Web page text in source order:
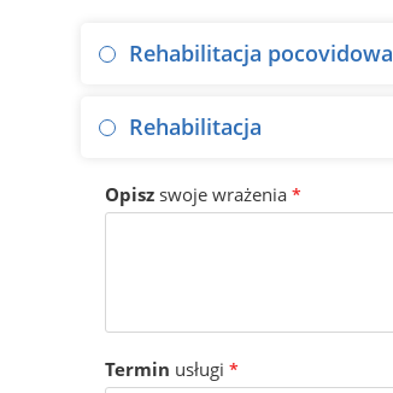
Rehabilitacja pocovidowa
Rehabilitacja
Opisz swoje wrażenia *
Termin usługi *